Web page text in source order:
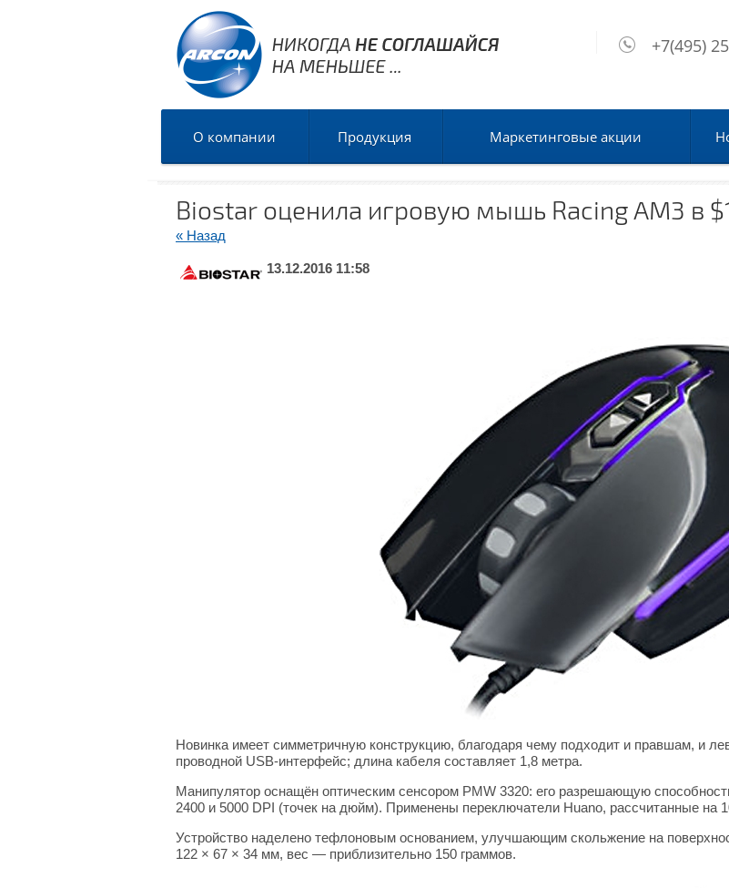
+7(495)
О компании Продукция Маркетинговые акции
Biostar оценила игровую мышь Racing AM3 в
« Назад
13.12.2016 11:58
Новинка имеет симметричную конструкцию, благодаря чему подходит и правшам, и
проводной USB-интерфейс; длина кабеля составляет 1,8 метра.
Манипулятор оснащён оптическим сенсором PMW 3320: его разрешающую
2400 и 5000 DPI (точек на дюйм). Применены переключатели Huano, рассчитанные на
Устройство наделено тефлоновым основанием, улучшающим скольжение на
122 × 67 × 34 мм, вес — приблизительно 150 граммов.